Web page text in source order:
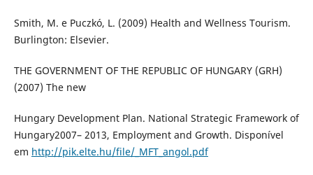
Smith, M. e Puczkó, L. (2009) Health and Wellness Tourism.
Burlington: Elsevier.
THE GOVERNMENT OF THE REPUBLIC OF HUNGARY (GRH)
(2007) The new
Hungary Development Plan. National Strategic Framework of
Hungary2007– 2013, Employment and Growth. Disponível
em http://pik.elte.hu/file/_MFT_angol.pdf